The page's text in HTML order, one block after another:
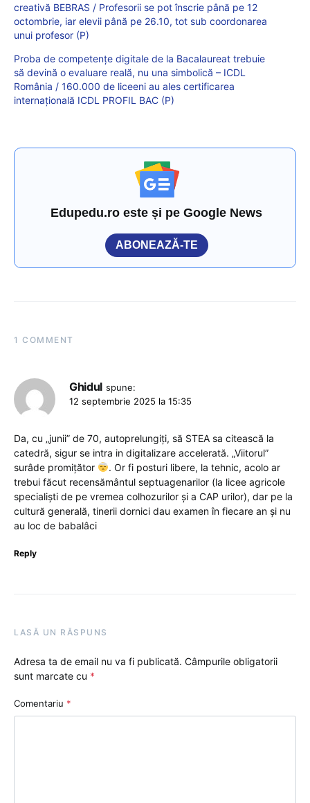
creativă BEBRAS / Profesorii se pot înscrie până pe 12
octombrie, iar elevii până pe 26.10, tot sub coordonarea
unui profesor (P)
Proba de competențe digitale de la Bacalaureat trebuie
să devină o evaluare reală, nu una simbolică – ICDL
România / 160.000 de liceeni au ales certificarea
internațională ICDL PROFIL BAC (P)
Edupedu.ro este și pe Google News
ABONEAZĂ-TE
1 COMMENT
Ghidul spune:
12 septembrie 2025 la 15:35
Da, cu „junii” de 70, autoprelungiți, să STEA sa citească la
catedră, sigur se intra in digitalizare accelerată. „Viitorul”
surâde promițător
. Or fi posturi libere, la tehnic, acolo ar
trebui făcut recensământul septuagenarilor (la licee agricole
specialiști de pe vremea colhozurilor și a CAP urilor), dar pe la
cultură generală, tinerii dornici dau examen în fiecare an și nu
au loc de babalâci
Reply
LASĂ UN RĂSPUNS
Adresa ta de email nu va fi publicată. Câmpurile obligatorii
sunt marcate cu *
Comentariu *